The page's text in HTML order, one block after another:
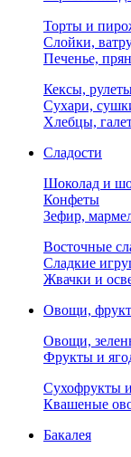
Торты и
Слойки,
Печенье,
Кексы,
Сухари,
Хлебцы,
Сладости
Шоколад и
Конфеты
Зефир,
Восточные
Сладкие
Жвачки и
Овощи,
Овощи,
Фрукты и
Сухофрукты
Квашеные
Бакалея